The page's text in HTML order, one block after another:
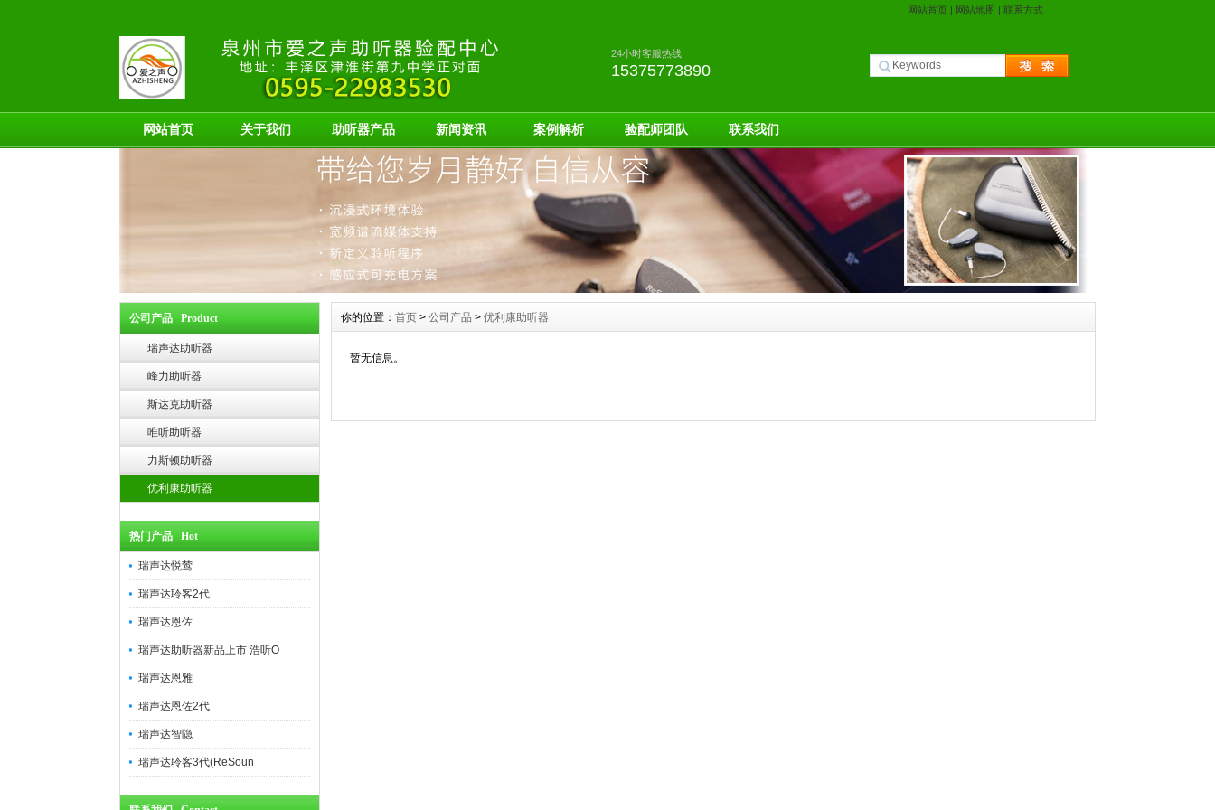
网站首页 | 网站地图 | 联系方式
24小时客服热线
15375773890
网站首页 关于我们 助听器产品 新闻资讯 案例解析 验配师团队 联系我们
公司产品 Product
瑞声达助听器
峰力助听器
斯达克助听器
唯听助听器
力斯顿助听器
优利康助听器
热门产品 Hot
瑞声达悦莺
瑞声达聆客2代
瑞声达恩佐
瑞声达助听器新品上市 浩听O
瑞声达恩雅
瑞声达恩佐2代
瑞声达智隐
瑞声达聆客3代(ReSoun
你的位置： 首页 > 公司产品 > 优利康助听器
暂无信息。